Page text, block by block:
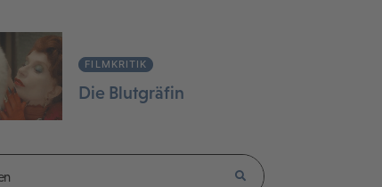
FILMKRITIK
Die Blutgräfin